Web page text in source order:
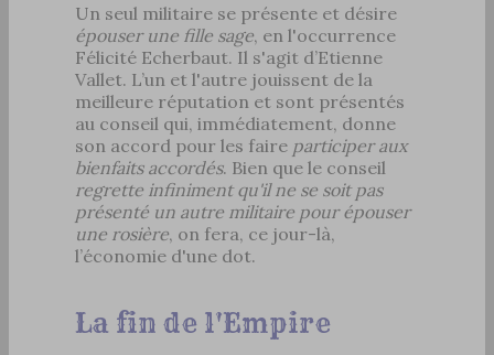
Un seul militaire se présente et désire
épouser une fille sage, en l'occurrence
Félicité Echerbaut. Il s'agit d’Etienne
Vallet. L’un et l'autre jouissent de la
meilleure réputation et sont présentés
au conseil qui, immédiatement, donne
son accord pour les faire participer aux
bienfaits accordés. Bien que le conseil
regrette infiniment qu'il ne se soit pas
présenté un autre militaire pour épouser
une rosière, on fera, ce jour-là,
l’économie d'une dot.
La fin de l'Empire